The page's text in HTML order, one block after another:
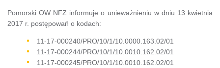
Pomorski OW NFZ informuje o unieważnieniu w dniu 13 kwietnia
2017 r. postępowań o kodach:
11-17-000240/PRO/10/1/10.0000.163.02/01
11-17-000244/PRO/10/1/10.0010.162.02/01
11-17-000245/PRO/10/1/10.0010.162.02/01